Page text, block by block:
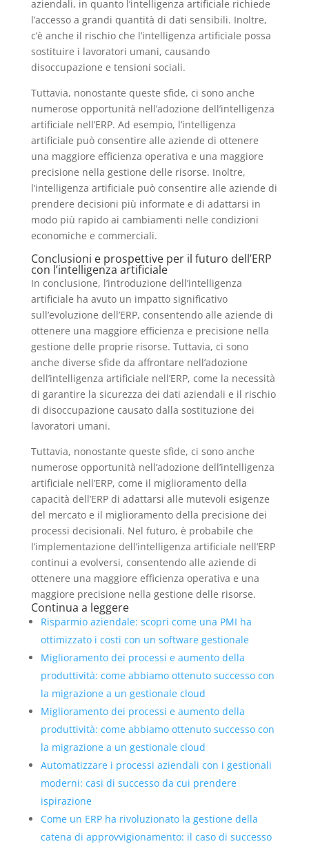
aziendali, in quanto l’intelligenza artificiale richiede
l’accesso a grandi quantità di dati sensibili. Inoltre,
c’è anche il rischio che l’intelligenza artificiale possa
sostituire i lavoratori umani, causando
disoccupazione e tensioni sociali.
Tuttavia, nonostante queste sfide, ci sono anche
numerose opportunità nell’adozione dell’intelligenza
artificiale nell’ERP. Ad esempio, l’intelligenza
artificiale può consentire alle aziende di ottenere
una maggiore efficienza operativa e una maggiore
precisione nella gestione delle risorse. Inoltre,
l’intelligenza artificiale può consentire alle aziende di
prendere decisioni più informate e di adattarsi in
modo più rapido ai cambiamenti nelle condizioni
economiche e commerciali.
Conclusioni e prospettive per il futuro dell’ERP
con l’intelligenza artificiale
In conclusione, l’introduzione dell’intelligenza
artificiale ha avuto un impatto significativo
sull’evoluzione dell’ERP, consentendo alle aziende di
ottenere una maggiore efficienza e precisione nella
gestione delle proprie risorse. Tuttavia, ci sono
anche diverse sfide da affrontare nell’adozione
dell’intelligenza artificiale nell’ERP, come la necessità
di garantire la sicurezza dei dati aziendali e il rischio
di disoccupazione causato dalla sostituzione dei
lavoratori umani.
Tuttavia, nonostante queste sfide, ci sono anche
numerose opportunità nell’adozione dell’intelligenza
artificiale nell’ERP, come il miglioramento della
capacità dell’ERP di adattarsi alle mutevoli esigenze
del mercato e il miglioramento della precisione dei
processi decisionali. Nel futuro, è probabile che
l’implementazione dell’intelligenza artificiale nell’ERP
continui a evolversi, consentendo alle aziende di
ottenere una maggiore efficienza operativa e una
maggiore precisione nella gestione delle risorse.
Continua a leggere
Risparmio aziendale: scopri come una PMI ha
ottimizzato i costi con un software gestionale
Miglioramento dei processi e aumento della
produttività: come abbiamo ottenuto successo con
la migrazione a un gestionale cloud
Miglioramento dei processi e aumento della
produttività: come abbiamo ottenuto successo con
la migrazione a un gestionale cloud
Automatizzare i processi aziendali con i gestionali
moderni: casi di successo da cui prendere
ispirazione
Come un ERP ha rivoluzionato la gestione della
catena di approvvigionamento: il caso di successo